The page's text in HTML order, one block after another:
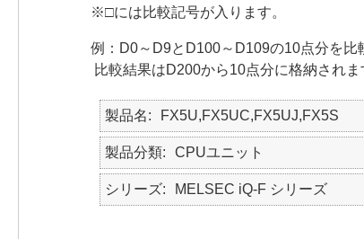
※□には比較記号が入ります。
例：D0～D9とD100～D109の10点分を比
比較結果はD200から10点分に格納されま
製品名 FX5U,FX5UC,FX5UJ,FX5S
製品分類 CPUユニット
シリーズ MELSEC iQ-F シリーズ